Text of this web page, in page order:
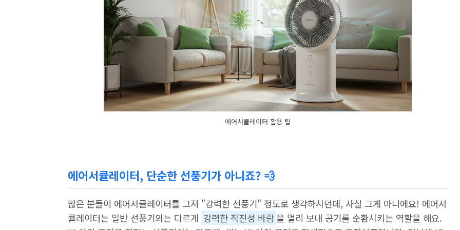
에어서큘레이터 활용 팁
에어서큘레이터, 단순한 선풍기가 아니죠? 💨
많은 분들이 에어서큘레이터를 그저 "강력한 선풍기" 정도로 생각하시던데, 사실 그게 아니에요! 에어서
큘레이터는 일반 선풍기와는 다르게 강력한 직진성 바람 을 멀리 보내 공기를 순환시키는 역할을 해요.